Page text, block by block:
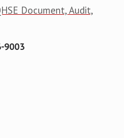
Document, Audit,
9003